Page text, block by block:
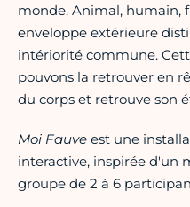
monde. Animal, humain,
enveloppe extérieure
intériorité commune.
pouvons la retrouver en
du corps et retrouve son
Moi Fauve est une
interactive, inspirée d'un
groupe de 2 à 6